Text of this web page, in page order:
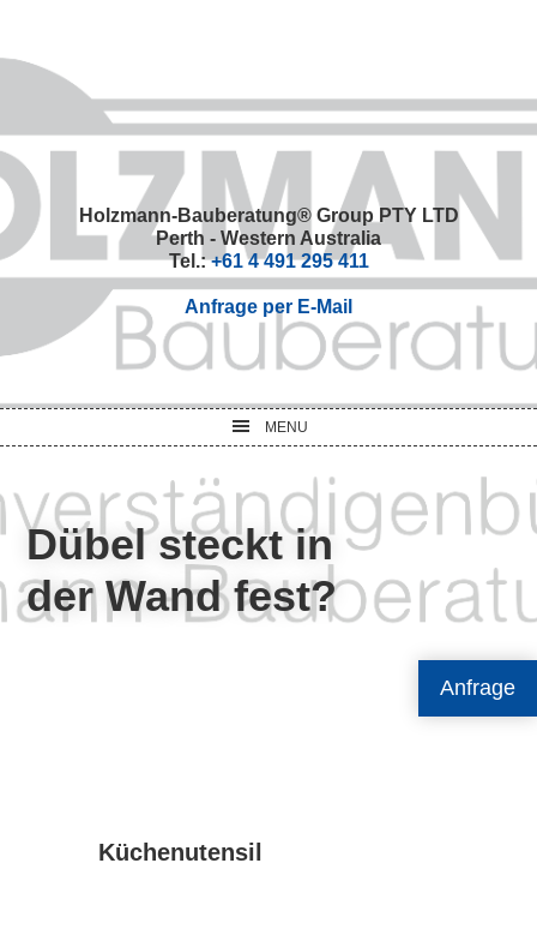
Anfrage
primary
primary
Holzmann-Bauberatung® Group PTY LTD
Perth - Western Australia
Tel.:+61 4 491 295 411
Anfrage per E-Mail
MENU
Dübel steckt in
der Wand fest?
Küchenutensil